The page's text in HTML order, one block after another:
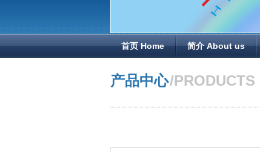
首页 Home 简介 About us
产品中心/PRODUCTS